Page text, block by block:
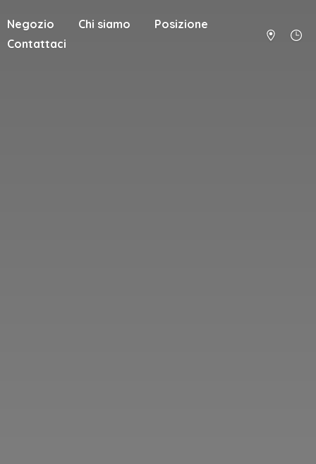
Negozio Chi siamo
Posizione
Contattaci